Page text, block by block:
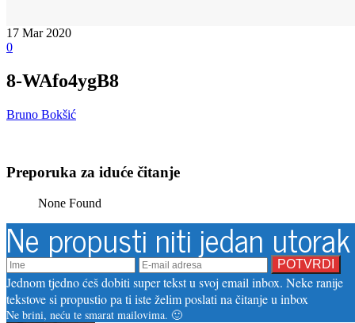
17 Mar 2020
0
8-WAfo4ygB8
Bruno Bokšić
Preporuka za iduće čitanje
None Found
Ne propusti niti jedan utorak
Jednom tjedno ćeš dobiti super tekst u svoj email inbox. Neke ranije
tekstove si propustio pa ti iste želim poslati na čitanje u inbox
Ne brini, neću te smarat mailovima. 🙂